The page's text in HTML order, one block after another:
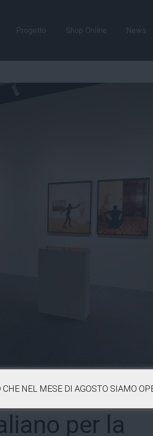
Progetto Shop Online News
per la
NEL MESE DI AGOSTO SIAMO